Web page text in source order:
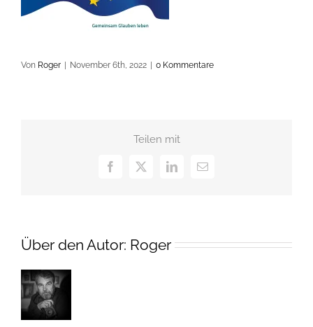
Von Roger November 6th, 2022 0 Kommentare
Teilen mit
Facebook
X LinkedIn
E-
Über den Autor: Roger